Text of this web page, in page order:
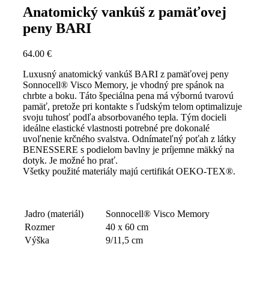
Anatomický vankúš z pamäťovej
peny BARI
64.00 €
Luxusný anatomický vankúš BARI z pamäťovej peny
Sonnocell® Visco Memory, je vhodný pre spánok na
chrbte a boku. Táto špeciálna pena má výbornú tvarovú
pamäť, pretože pri kontakte s ľudským telom optimalizuje
svoju tuhosť podľa absorbovaného tepla. Tým docieli
ideálne elastické vlastnosti potrebné pre dokonalé
uvoľnenie krčného svalstva. Odnímateľný poťah z látky
BENESSERE s podielom bavlny je príjemne mäkký na
dotyk. Je možné ho prať.
Všetky použité materiály majú certifikát OEKO-TEX®.
Jadro (materiál)
Sonnocell® Visco Memory
Rozmer
40 x 60 cm
Výška
9/11,5 cm